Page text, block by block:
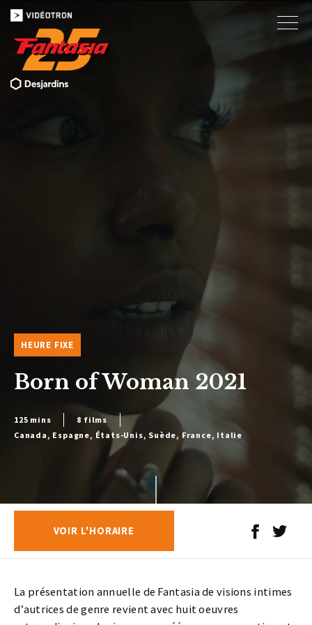
HEURE FIXE
Born of Woman 2021
125 mins
8 films
Canada, Espagne, États-Unis, Suède, France, Italie
VOIR L'HORAIRE
La présentation annuelle de Fantasia de visions intimes
d’autrices de genre revient avec huit oeuvres